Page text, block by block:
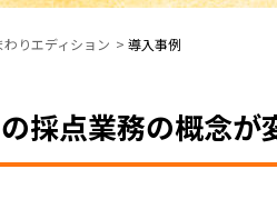
りエディション 導入事例
採点業務の概念